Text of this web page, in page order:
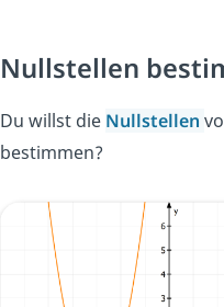
Nullstellen
Du willst die Nullstellen
bestimmen?